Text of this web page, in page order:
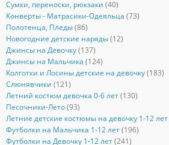
Сумки, переноски, рюкзаки (40)
Конверты - Матрасики-Одеяльца (73)
Полотенца, Пледы (86)
Новогодние детские наряды (12)
Джинсы на Девочку (137)
Джинсы на Мальчика (124)
Колготки и Лосины детские на девочку (183)
Слюнявчики (121)
Летний костюм девочка 0-6 лет (130)
Песочники-Лето (93)
Летние детские костюмы на девочку 1-12 лет
Футболки на Мальчика 1-12 лет (196)
Футболки на Девочку 1-12 лет (241)